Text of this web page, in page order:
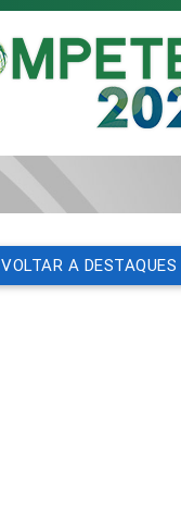
VOLTAR A DESTAQUES